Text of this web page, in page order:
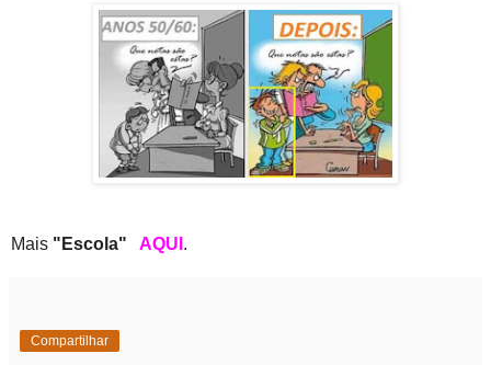
Mais "Escola" AQUI .
Compartilhar